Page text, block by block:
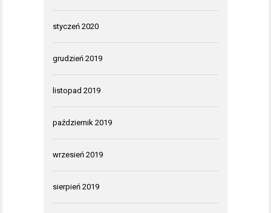
styczeń 2020
grudzień 2019
listopad 2019
październik 2019
wrzesień 2019
sierpień 2019